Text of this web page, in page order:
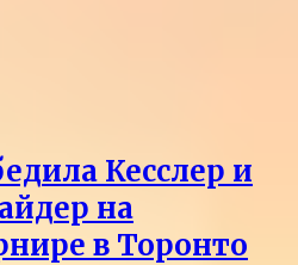
Кесслер и
на
в Торонто